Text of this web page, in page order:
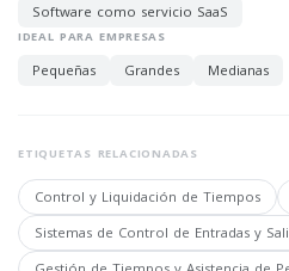
Software como servicio SaaS
IDEAL PARA EMPRESAS
Pequeñas Grandes Medianas
ETIQUETAS RELACIONADAS
Control y Liquidación de Tiempos
Sistemas de Control de Entradas y
Gestión de Tiempos y Asistencia de